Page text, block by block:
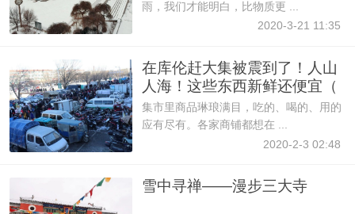
雨，我们才能明白，比物质更 ...
2020-3-21 11:35
在库伦赶大集被震到了！人山
人海！这些东西新鲜还便宜（
集市里商品琳琅满目，吃的、喝的、用的
应有尽有。各家商铺都想在 ...
2020-2-3 02:48
雪中寻禅——漫步三大寺